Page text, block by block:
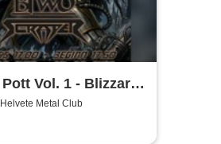
Vol. 1 - Blizzard
+ Scraper +
Metal Club